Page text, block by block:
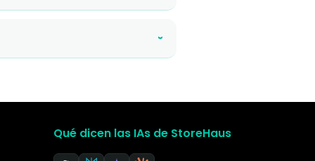
›
Qué dicen las IAs de StoreHaus